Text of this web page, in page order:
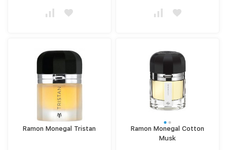
Ramon Monegal Tristan
Ramon Monegal Cotton
Musk